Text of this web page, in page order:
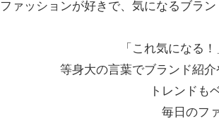
ファッションが好きで、気になるブラ
「これ気になる
等身大の言葉でブランド紹
トレンドも
毎日のフ